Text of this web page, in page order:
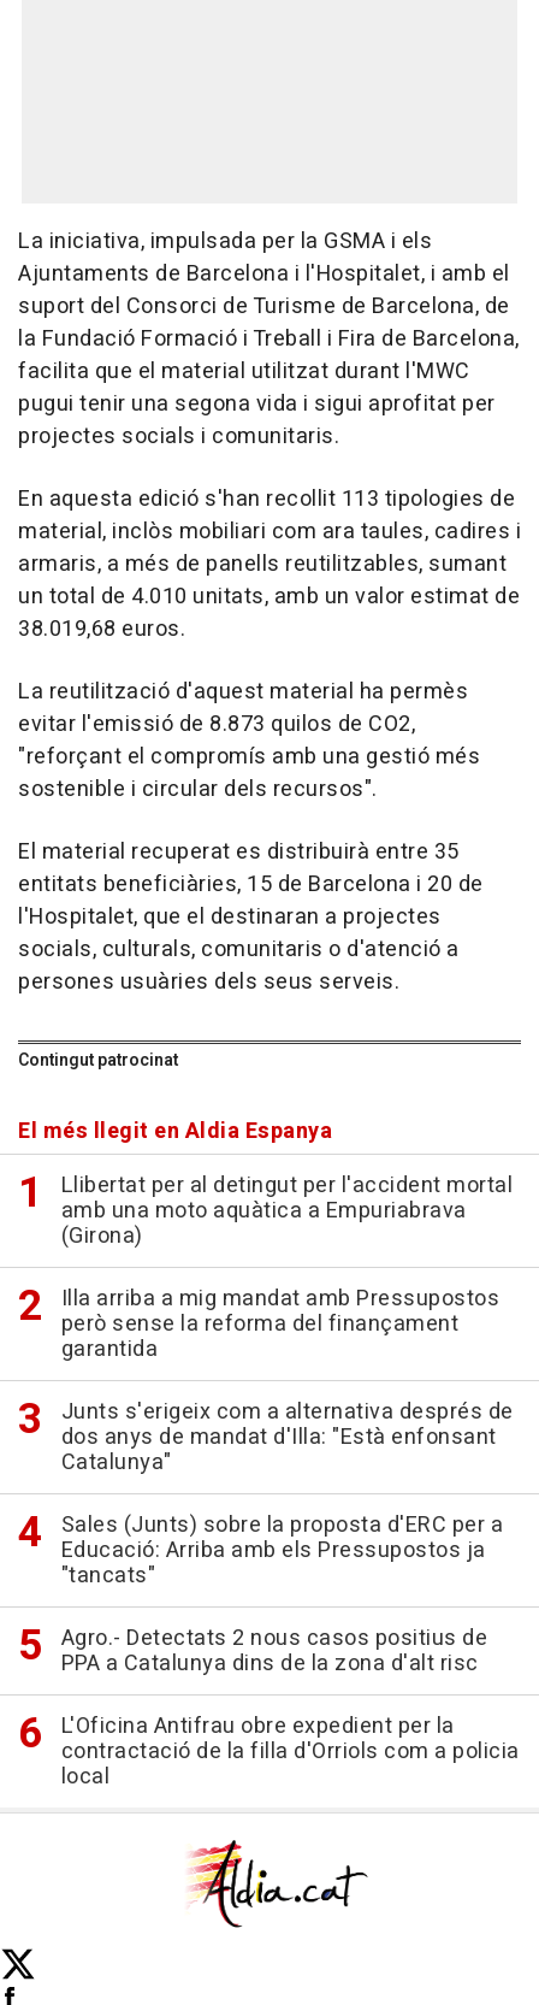
La iniciativa, impulsada per la GSMA i els
Ajuntaments de Barcelona i l'Hospitalet, i amb el
suport del Consorci de Turisme de Barcelona, de
la Fundació Formació i Treball i Fira de Barcelona,
facilita que el material utilitzat durant l'MWC
pugui tenir una segona vida i sigui aprofitat per
projectes socials i comunitaris.
En aquesta edició s'han recollit 113 tipologies de
material, inclòs mobiliari com ara taules, cadires i
armaris, a més de panells reutilitzables, sumant
un total de 4.010 unitats, amb un valor estimat de
38.019,68 euros.
La reutilització d'aquest material ha permès
evitar l'emissió de 8.873 quilos de CO2,
"reforçant el compromís amb una gestió més
sostenible i circular dels recursos".
El material recuperat es distribuirà entre 35
entitats beneficiàries, 15 de Barcelona i 20 de
l'Hospitalet, que el destinaran a projectes
socials, culturals, comunitaris o d'atenció a
persones usuàries dels seus serveis.
Contingut patrocinat
El més llegit en Aldia Espanya
Llibertat per al detingut per l'accident mortal
amb una moto aquàtica a Empuriabrava
(Girona)
Illa arriba a mig mandat amb Pressupostos
però sense la reforma del finançament
garantida
Junts s'erigeix com a alternativa després de
dos anys de mandat d'Illa: "Està enfonsant
Catalunya"
Sales (Junts) sobre la proposta d'ERC per a
Educació: Arriba amb els Pressupostos ja
"tancats"
Agro.- Detectats 2 nous casos positius de
PPA a Catalunya dins de la zona d'alt risc
L'Oficina Antifrau obre expedient per la
contractació de la filla d'Orriols com a policia
local